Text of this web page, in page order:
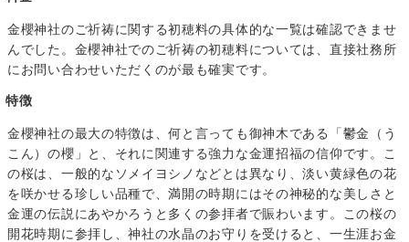
金櫻神社のご祈祷に関する初穂料の具体的な一覧は確認できませ
んでした。金櫻神社でのご祈祷の初穂料については、直接社務所
にお問い合わせいただくのが最も確実です。
特徴
金櫻神社の最大の特徴は、何と言っても御神木である「鬱金（う
こん）の櫻」と、それに関連する強力な金運招福の信仰です。こ
の桜は、一般的なソメイヨシノなどとは異なり、淡い黄緑色の花
を咲かせる珍しい品種で、満開の時期にはその神秘的な美しさと
金運の伝説にあやかろうと多くの参拝者で賑わいます。この桜の
開花時期に参拝し、神社の水晶のお守りを受けると、一生涯お金